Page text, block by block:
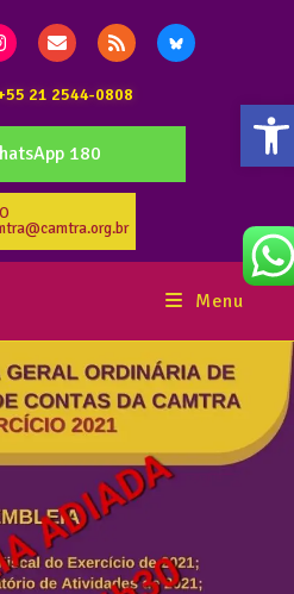
21 2544-0808
180
Menu